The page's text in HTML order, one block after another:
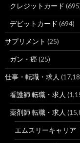
クレジットカード
デビットカード (694)
サプリメント (25)
ガン・癌(25)
仕事・転職・求人
看護師 転職・求人
薬剤師 転職・求人
エムスリーキャリア